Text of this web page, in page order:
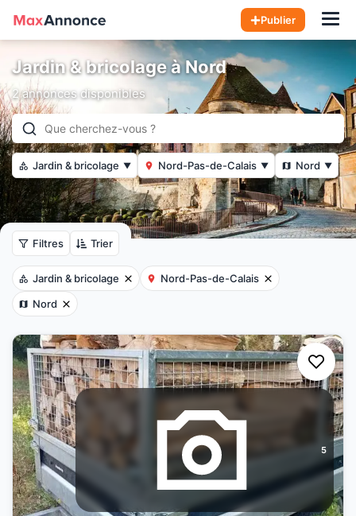
Publier
Jardin & bricolage à Nord
2 annonces disponibles
Jardin & bricolage ▼ Nord-Pas-de-Calais ▼ Nord ▼
Filtres Trier
Jardin & bricolage
Nord-Pas-de-Calais
Nord
5